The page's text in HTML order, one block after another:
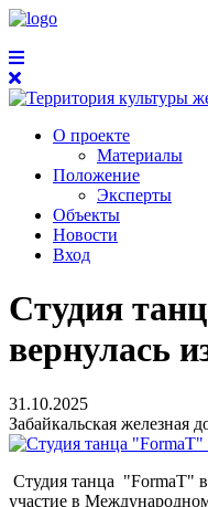
О проекте
Материалы
Положение
Эксперты
Объекты
Новости
Вход
Студия
вернулась
31.10.2025
Забайкальская железная
Студия танца "FormaT"
участие в